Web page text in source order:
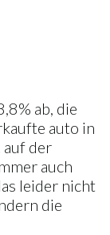
ab, die
auto in
auf der
auch
leider nicht
die